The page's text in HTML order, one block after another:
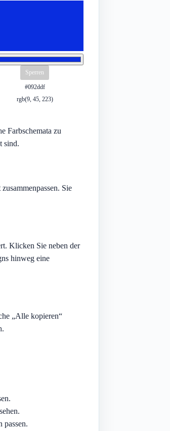
Sperren
#092ddf
rgb(9, 45, 223)
Farbschemata zu
sind.
Sie
Klicken Sie neben der
hinweg eine
„Alle kopieren“
passen.